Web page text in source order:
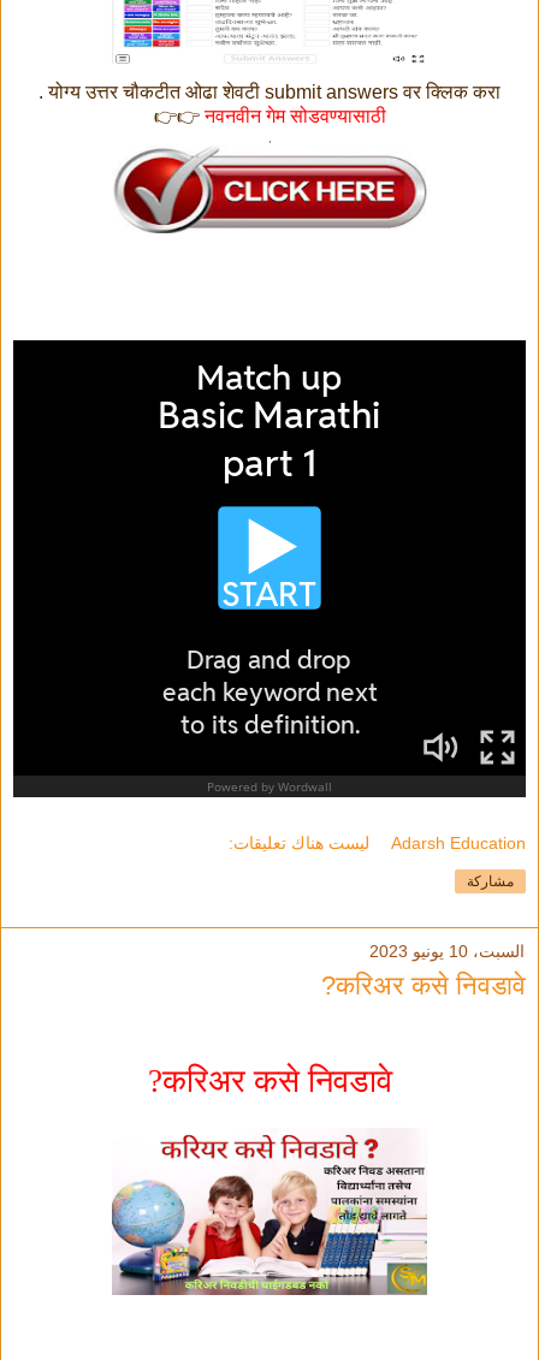
योग्य उत्तर चौकटीत ओढा शेवटी submit answers वर क्लिक करा .
नवनवीन गेम सोडवण्यासाठी
👉👉
Adarsh Education ليست هناك تعليقات:
مشاركة
السبت، 10 يونيو 2023
करिअर कसे निवडावे?
करिअर कसे निवडावे
?